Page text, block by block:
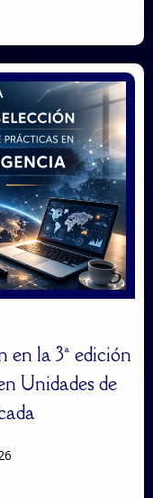
en la 3ª edición
Unidades de